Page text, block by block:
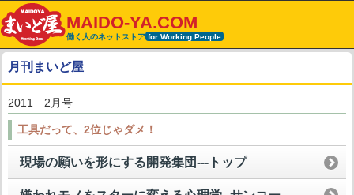
MAIDO-YA.COM
働く人のネットストア for Working People
月刊まいど屋
2011 2月号
工具だって、2位じゃダメ！
現場の願いを形にする開発集団---トップ